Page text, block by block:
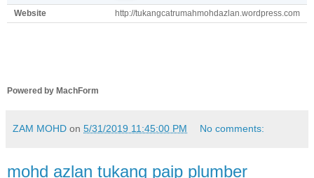
Website
http://tukangcatrumahmohdazlan.wordpress.com
Powered by MachForm
ZAM MOHD on 5/31/2019 11:45:00 PM No comments:
mohd azlan tukang paip plumber